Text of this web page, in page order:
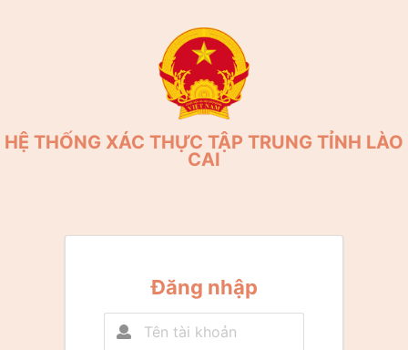
HỆ THỐNG XÁC THỰC TẬP TRUNG TỈNH LÀO
CAI
Đăng nhập